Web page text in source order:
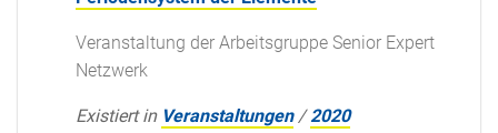
Veranstaltung der Arbeitsgruppe Senior Expert
Netzwerk
Existiert in Veranstaltungen /2020